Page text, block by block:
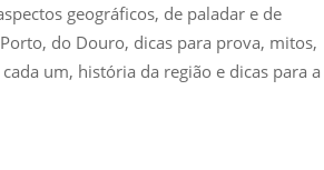
geográficos, de paladar e de
do Douro, dicas para prova, mitos,
um, história da região e dicas para a